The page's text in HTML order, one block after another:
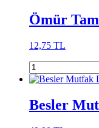
Ömür
12,75 TL
Besler